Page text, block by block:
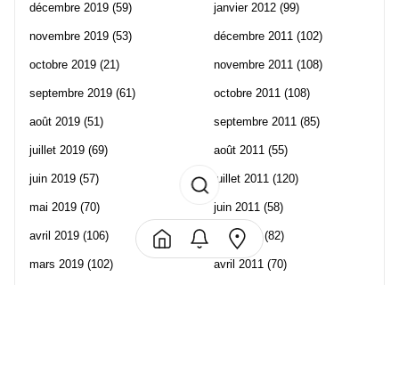
décembre 2019 (59)
novembre 2019 (53)
octobre 2019 (21)
septembre 2019 (61)
août 2019 (51)
juillet 2019 (69)
juin 2019 (57)
mai 2019 (70)
avril 2019 (106)
mars 2019 (102)
janvier 2012 (99)
décembre 2011 (102)
novembre 2011 (108)
octobre 2011 (108)
septembre 2011 (85)
août 2011 (55)
juillet 2011 (120)
juin 2011 (58)
mai 2011 (82)
avril 2011 (70)